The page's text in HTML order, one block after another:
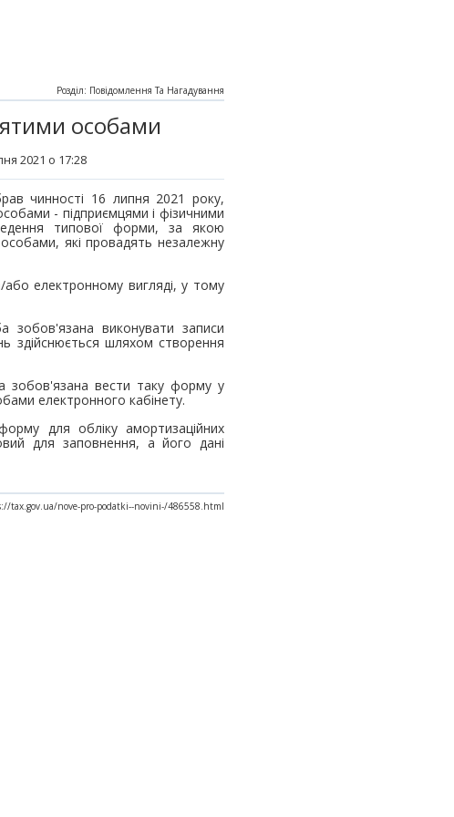
особами
2021 о 17:28
Розділ: Повідомлення Та Нагадування
чинності 16 липня 2021 року,
- підприємцями і фізичними
типової форми, за якою
які провадять незалежну
електронному вигляді, у тому
зобов'язана виконувати записи
здійснюється шляхом створення
зобов'язана вести таку форму у
електронного кабінету.
для обліку амортизаційних
для заповнення, а його дані
tax.gov.ua/nove-pro-podatki--novini-/486558.html